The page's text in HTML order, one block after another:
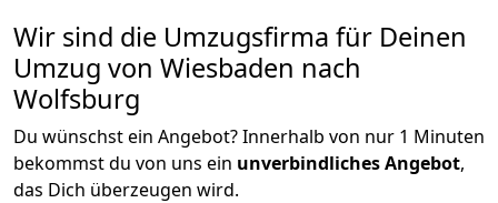
Wir sind die Umzugsfirma für Deinen
Umzug von Wiesbaden nach
Wolfsburg
Du wünschst ein Angebot? Innerhalb von nur 1 Minuten
bekommst du von uns ein unverbindliches Angebot,
das Dich überzeugen wird.